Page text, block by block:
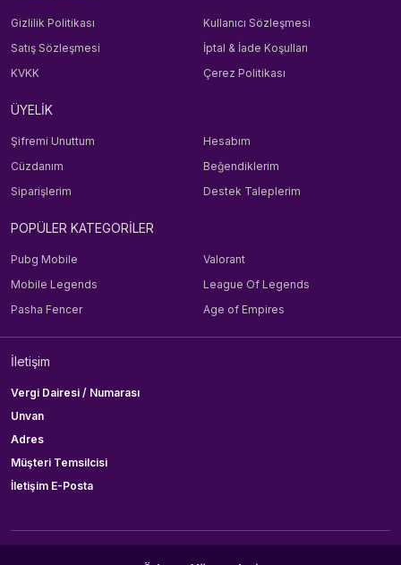
Gizlilik Politikası
Kullanıcı Sözleşmesi
Satış Sözleşmesi
İptal & İade Koşulları
KVKK
Çerez Politikası
ÜYELİK
Şifremi Unuttum
Hesabım
Cüzdanım
Beğendiklerim
Siparişlerim
Destek Taleplerim
POPÜLER KATEGORİLER
Pubg Mobile
Valorant
Mobile Legends
League Of Legends
Pasha Fencer
Age of Empires
İletişim
Vergi Dairesi / Numarası
Unvan
Adres
Müşteri Temsilcisi
İletişim E-Posta